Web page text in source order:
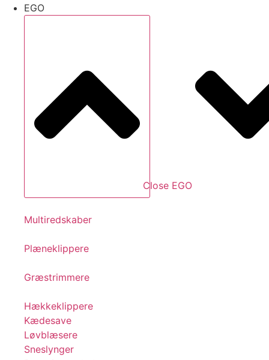
EGO
Close EGO
Multiredskaber
Plæneklippere
Græstrimmere
Hækkeklippere
Kædesave
Løvblæsere
Sneslynger